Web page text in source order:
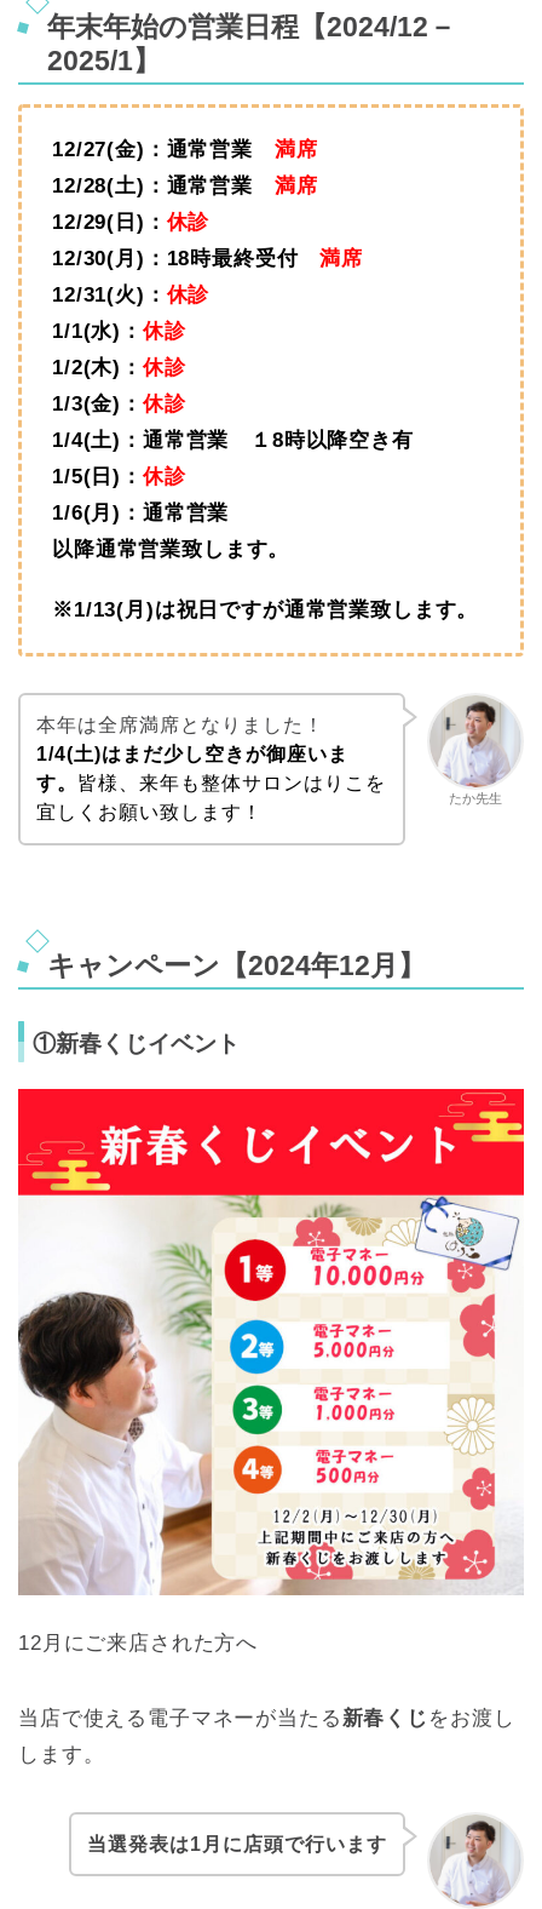
年末年始の営業日程【2024/12－
2025/1】
12/27(金)：通常営業 満席
12/28(土)：通常営業 満席
12/29(日)： 休診
12/30(月)：18時最終受付満席
12/31(火)： 休診
1/1(水)： 休診
1/2(木)： 休診
1/3(金)： 休診
1/4(土)：通常営業 １8時以降空き有
1/5(日)： 休診
1/6(月)：通常営業
以降通常営業致します。
※1/13(月)は祝日ですが通常営業致します。
たか先生
本年は全席満席となりました！
1/4(土)はまだ少し空きが御座いま
す。 皆様、来年も整体サロンはりこを
宜しくお願い致します！
キャンペーン【2024年12月】
①新春くじイベント
12月にご来店された方へ
当店で使える電子マネーが当たる 新春くじ をお渡し
します。
当選発表は1月に店頭で行います